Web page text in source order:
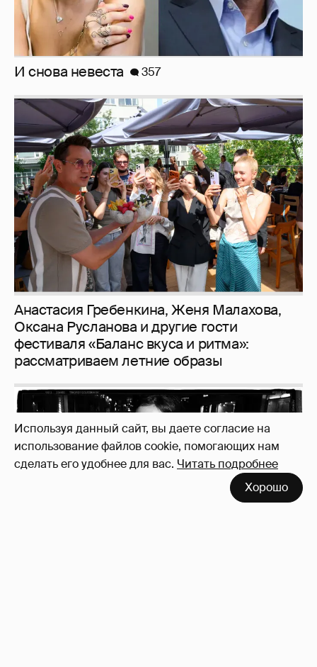
Используя данный сайт, вы даете согласие на
использование файлов cookie, помогающих нам
сделать его удобнее для вас. Читать подробнее
Хорошо
Анастасия Гребенкина, Женя Малахова,
Оксана Русланова и другие гости
фестиваля «Баланс вкуса и ритма»:
рассматриваем летние образы
Рублёвские дочки